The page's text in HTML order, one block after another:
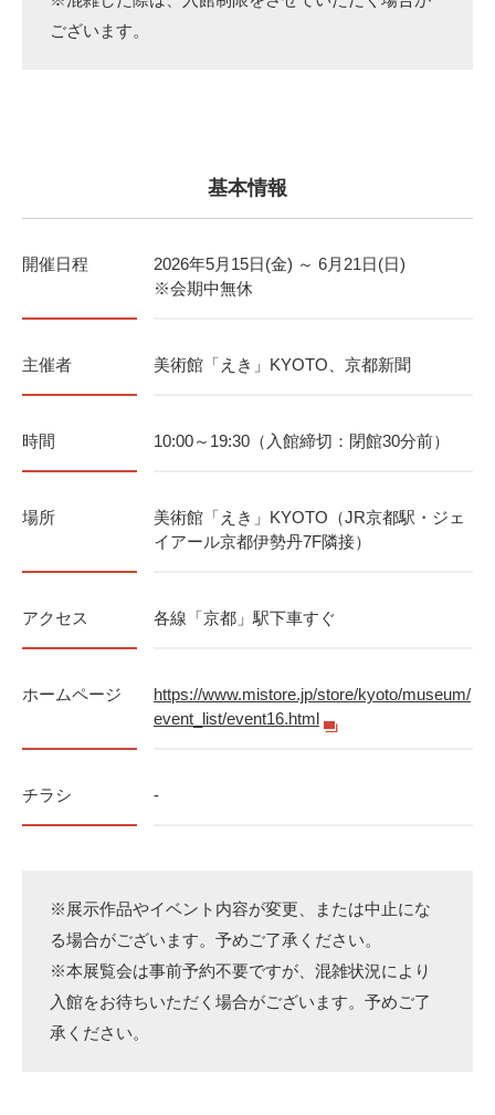
ございます。
基本情報
開催日程
2026年5月15日(金) ～ 6月21日(日)
※会期中無休
主催者 美術館「えき」KYOTO、京都新聞
時間 10:00～19:30（入館締切：閉館30分前）
場所
美術館「えき」KYOTO（JR京都駅・ジェ
イアール京都伊勢丹7F隣接）
アクセス 各線「京都」駅下車すぐ
ホームページ
https://www.mistore.jp/store/kyoto/museum/
event_list/event16.html
チラシ -
※展示作品やイベント内容が変更、または中止にな
る場合がございます。予めご了承ください。
※本展覧会は事前予約不要ですが、混雑状況により
入館をお待ちいただく場合がございます。予めご了
承ください。